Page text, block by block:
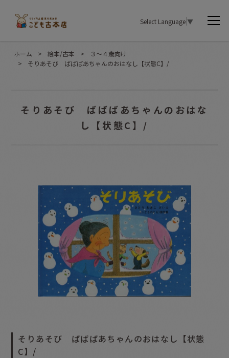
Select Language▼
ホーム > 絵本/古本 >
３〜４歳向け
>
そりあそび ばばばあちゃんのおはなし【状態C】/
そりあそび ばばばあちゃんのおはな
し【状態C】/
そりあそび ばばばあちゃんのおはなし【状態
C】/